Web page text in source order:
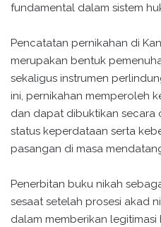
fundamental dalam sistem
Pencatatan pernikahan di
merupakan bentuk
sekaligus instrumen
ini, pernikahan memperoleh
dan dapat dibuktikan secara
status keperdataan serta
pasangan di masa
Penerbitan buku nikah
sesaat setelah prosesi akad
dalam memberikan legitimasi